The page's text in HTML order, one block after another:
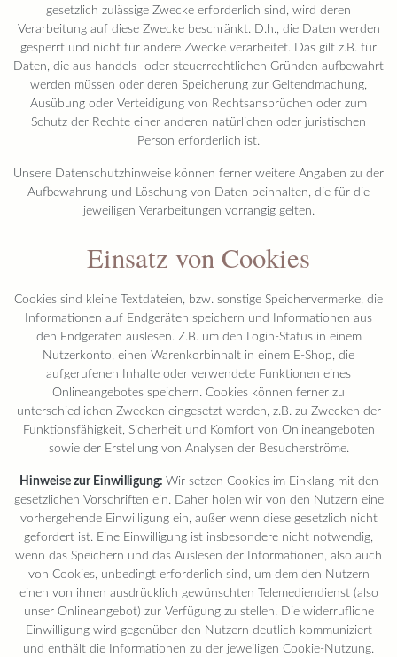
gesetzlich zulässige Zwecke erforderlich sind, wird deren
Verarbeitung auf diese Zwecke beschränkt. D.h., die Daten werden
gesperrt und nicht für andere Zwecke verarbeitet. Das gilt z.B. für
Daten, die aus handels- oder steuerrechtlichen Gründen aufbewahrt
werden müssen oder deren Speicherung zur Geltendmachung,
Ausübung oder Verteidigung von Rechtsansprüchen oder zum
Schutz der Rechte einer anderen natürlichen oder juristischen
Person erforderlich ist.
Unsere Datenschutzhinweise können ferner weitere Angaben zu der
Aufbewahrung und Löschung von Daten beinhalten, die für die
jeweiligen Verarbeitungen vorrangig gelten.
Einsatz von Cookies
Cookies sind kleine Textdateien, bzw. sonstige Speichervermerke, die
Informationen auf Endgeräten speichern und Informationen aus
den Endgeräten auslesen. Z.B. um den Login-Status in einem
Nutzerkonto, einen Warenkorbinhalt in einem E-Shop, die
aufgerufenen Inhalte oder verwendete Funktionen eines
Onlineangebotes speichern. Cookies können ferner zu
unterschiedlichen Zwecken eingesetzt werden, z.B. zu Zwecken der
Funktionsfähigkeit, Sicherheit und Komfort von Onlineangeboten
sowie der Erstellung von Analysen der Besucherströme.
Hinweise zur Einwilligung: Wir setzen Cookies im Einklang mit den
gesetzlichen Vorschriften ein. Daher holen wir von den Nutzern eine
vorhergehende Einwilligung ein, außer wenn diese gesetzlich nicht
gefordert ist. Eine Einwilligung ist insbesondere nicht notwendig,
wenn das Speichern und das Auslesen der Informationen, also auch
von Cookies, unbedingt erforderlich sind, um dem den Nutzern
einen von ihnen ausdrücklich gewünschten Telemediendienst (also
unser Onlineangebot) zur Verfügung zu stellen. Die widerrufliche
Einwilligung wird gegenüber den Nutzern deutlich kommuniziert
und enthält die Informationen zu der jeweiligen Cookie-Nutzung.